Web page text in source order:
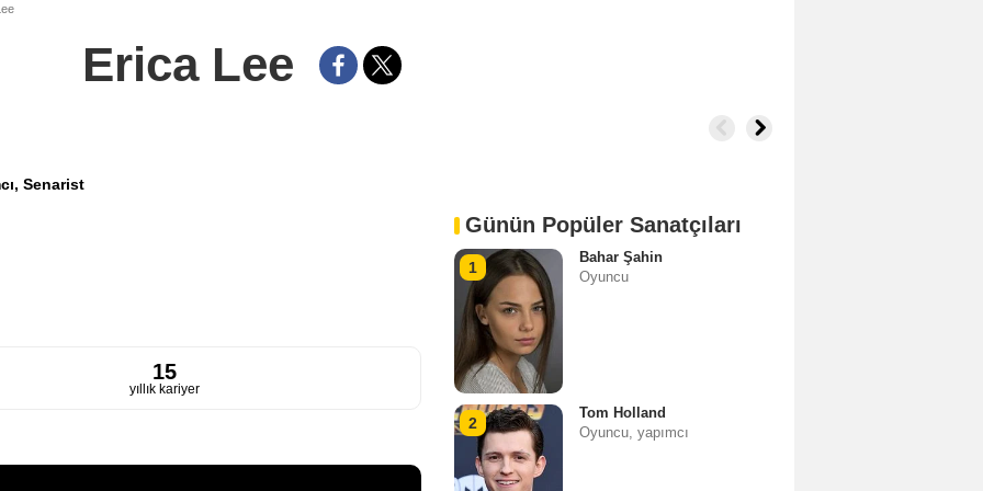
Erica Lee
Senarist
15
yıllık kariyer
Günün Popüler Sanatçıları
1
Bahar Şahin
Oyuncu
2
Tom Holland
Oyuncu, yapımcı